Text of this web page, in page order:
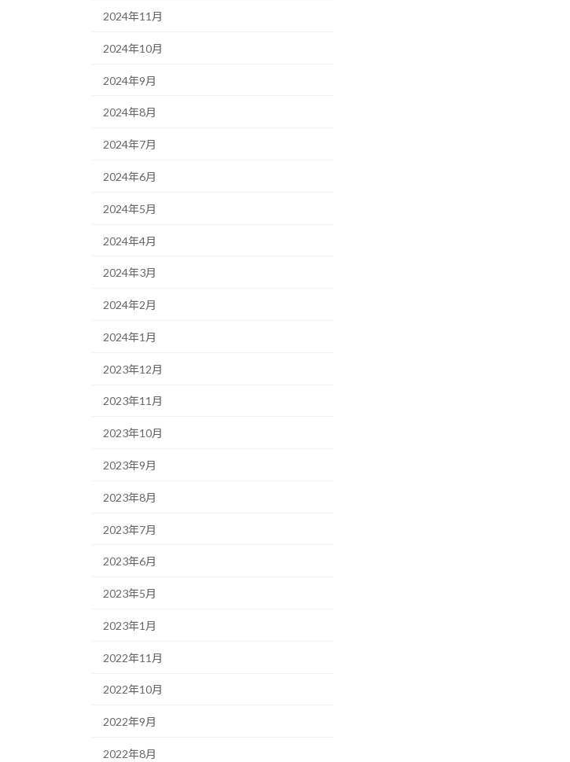
2024年11月
2024年10月
2024年9月
2024年8月
2024年7月
2024年6月
2024年5月
2024年4月
2024年3月
2024年2月
2024年1月
2023年12月
2023年11月
2023年10月
2023年9月
2023年8月
2023年7月
2023年6月
2023年5月
2023年1月
2022年11月
2022年10月
2022年9月
2022年8月